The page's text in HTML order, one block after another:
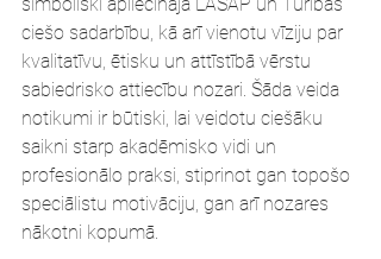
ciešo sadarbību, kā arī vienotu vīziju par
kvalitatīvu, ētisku un attīstībā vērstu
sabiedrisko attiecību nozari. Šāda veida
notikumi ir būtiski, lai veidotu ciešāku
saikni starp akadēmisko vidi un
profesionālo praksi, stiprinot gan topošo
speciālistu motivāciju, gan arī nozares
nākotni kopumā.